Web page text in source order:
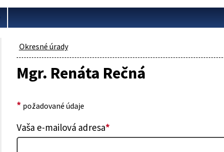
Okresné úrady
Mgr. Renáta Rečná
* požadované údaje
Vaša e-mailová adresa*